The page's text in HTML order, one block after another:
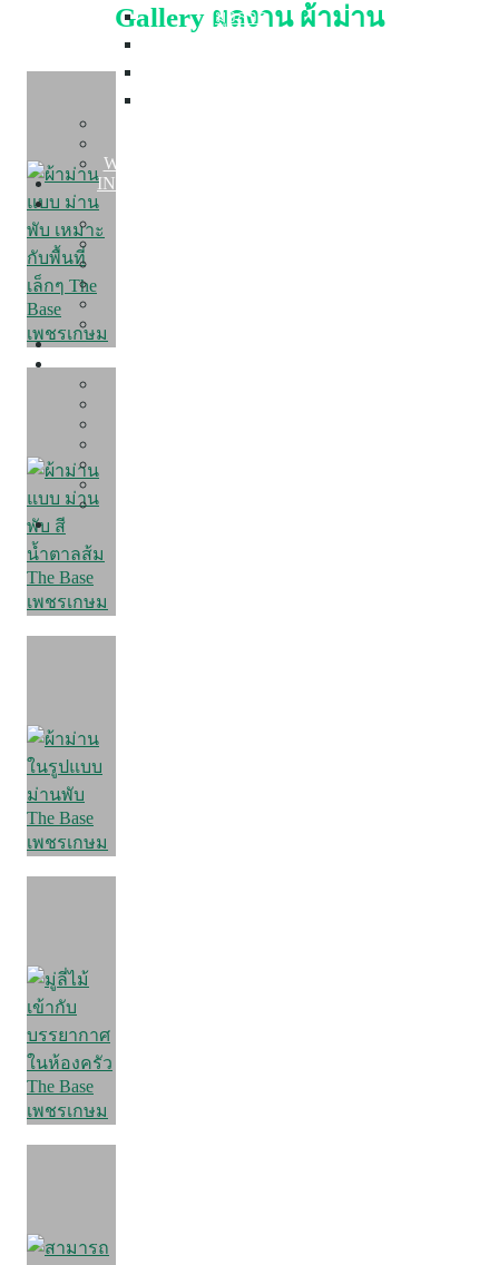
มุ้งลวด
Warranty and After Sales Service
INSPIRED COLLECTION
Gallery ผลงาน ผ้าม่าน